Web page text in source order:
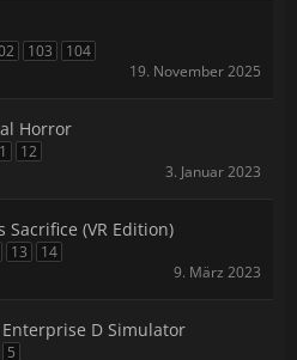
103
104
19. November 2025
Horror
12
3. Januar 2023
Sacrifice (VR Edition)
13
14
9. März 2023
D Simulator
5